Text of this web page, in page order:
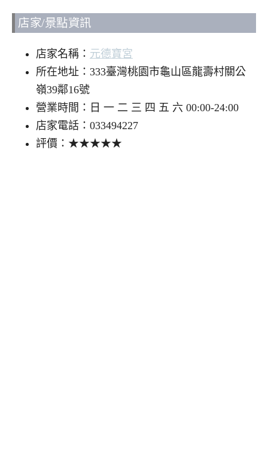
店家/景點資訊
店家名稱： 元德寶宮
所在地址：333臺灣桃園市龜山區龍壽村關公
嶺39鄰16號
營業時間：日 一 二 三 四 五 六 00:00-24:00
店家電話：033494227
評價：★★★★★